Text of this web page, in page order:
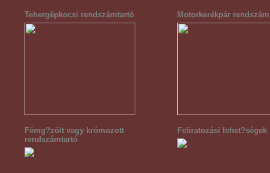
Tehergépkocsi rendszámtartó Motorkerékpár
Fémg?zölt vagy krómozott
rendszámtartó
Feliratozási lehet?ségek